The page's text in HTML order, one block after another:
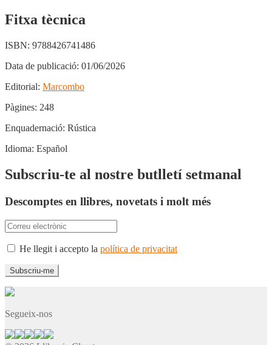
Fitxa tècnica
ISBN: 9788426741486
Data de publicació: 01/06/2026
Editorial: Marcombo
Pàgines: 248
Enquadernació: Rústica
Idioma: Español
Subscriu-te al nostre butlletí setmanal
Descomptes en llibres, novetats i molt més
He llegit i accepto la política de privacitat
Segueix-nos